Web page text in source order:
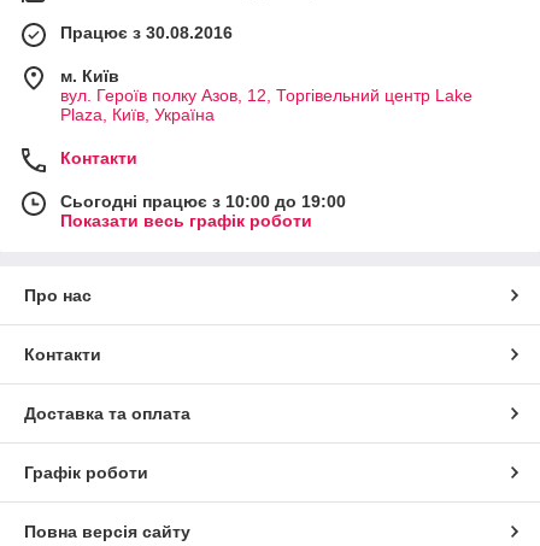
Працює з 30.08.2016
м. Київ
вул. Героїв полку Азов, 12, Торгівельний центр Lake
Plaza, Київ, Україна
Контакти
Сьогодні працює з 10:00 до 19:00
Показати весь графік роботи
Про нас
Контакти
Доставка та оплата
Графік роботи
Повна версія сайту